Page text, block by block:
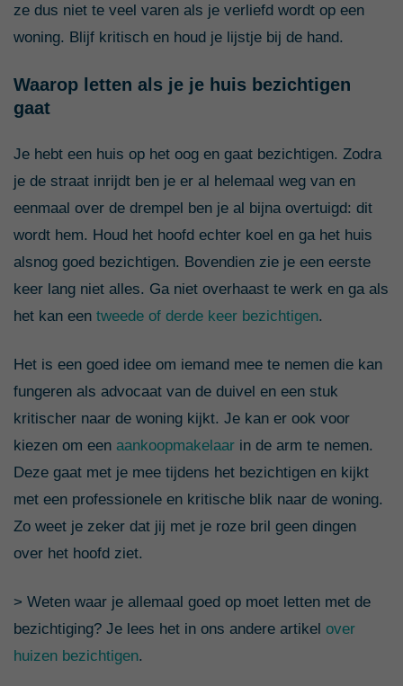
ze dus niet te veel varen als je verliefd wordt op een
woning. Blijf kritisch en houd je lijstje bij de hand.
Waarop letten als je je huis bezichtigen
gaat
Je hebt een huis op het oog en gaat bezichtigen. Zodra
je de straat inrijdt ben je er al helemaal weg van en
eenmaal over de drempel ben je al bijna overtuigd: dit
wordt hem. Houd het hoofd echter koel en ga het huis
alsnog goed bezichtigen. Bovendien zie je een eerste
keer lang niet alles. Ga niet overhaast te werk en ga als
het kan een tweede of derde keer bezichtigen.
Het is een goed idee om iemand mee te nemen die kan
fungeren als advocaat van de duivel en een stuk
kritischer naar de woning kijkt. Je kan er ook voor
kiezen om een aankoopmakelaar in de arm te nemen.
Deze gaat met je mee tijdens het bezichtigen en kijkt
met een professionele en kritische blik naar de woning.
Zo weet je zeker dat jij met je roze bril geen dingen
over het hoofd ziet.
> Weten waar je allemaal goed op moet letten met de
bezichtiging? Je lees het in ons andere artikel over
huizen bezichtigen.